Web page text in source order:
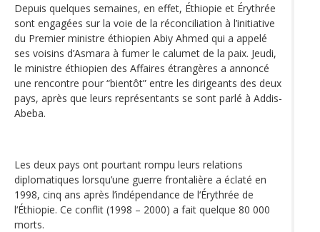
Depuis quelques semaines, en effet, Éthiopie et Érythrée
sont engagées sur la voie de la réconciliation à l’initiative
du Premier ministre éthiopien Abiy Ahmed qui a appelé
ses voisins d’Asmara à fumer le calumet de la paix. Jeudi,
le ministre éthiopien des Affaires étrangères a annoncé
une rencontre pour “bientôt” entre les dirigeants des deux
pays, après que leurs représentants se sont parlé à Addis-
Abeba.
Les deux pays ont pourtant rompu leurs relations
diplomatiques lorsqu’une guerre frontalière a éclaté en
1998, cinq ans après l’indépendance de l‘Érythrée de
l‘Éthiopie. Ce conflit (1998 – 2000) a fait quelque 80 000
morts.